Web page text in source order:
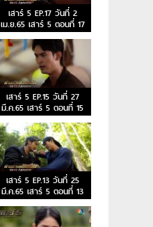
เสาร์ 5 EP.17 วันที่ 2
เม.ย.65 เสาร์ 5 ตอนที่ 17
เสาร์ 5 EP.15 วันที่ 27
มี.ค.65 เสาร์ 5 ตอนที่ 15
เสาร์ 5 EP.13 วันที่ 25
มี.ค.65 เสาร์ 5 ตอนที่ 13